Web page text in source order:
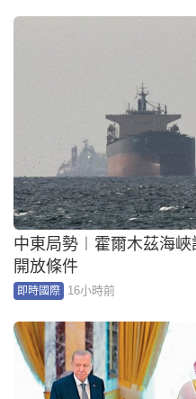
中東局勢︱霍爾木茲海峽談判膠著 伊
開放條件
即時國際 16小時前